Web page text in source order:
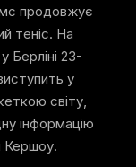
продовжує
теніс. На
Берліні 23-
у
світу,
інформацію
Кершоу.